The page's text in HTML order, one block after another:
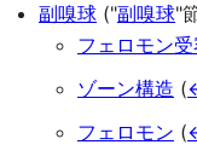
副嗅球 ("副嗅球"
フェロモン
ゾーン構造 (
フェロモン (